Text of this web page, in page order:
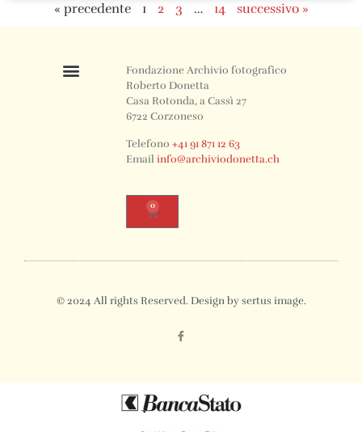
« precedente 1 2 3 … 14 successivo »
Fondazione Archivio fotografico
Roberto Donetta
Casa Rotonda, a Cassì 27
6722 Corzoneso
Telefono+41 91 871 12 63
Emailinfo@archiviodonetta.ch
0
© 2024 All rights Reserved. Design by sertus image.